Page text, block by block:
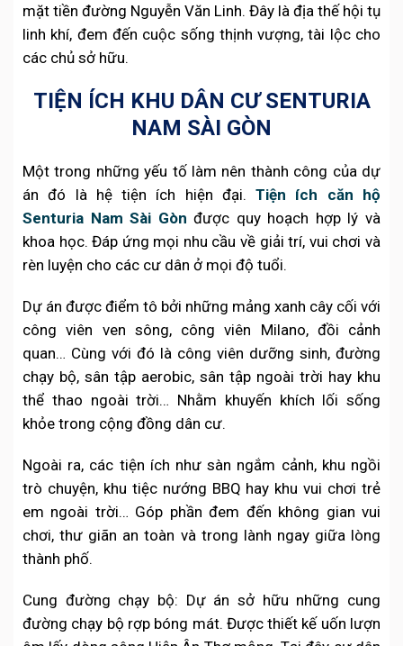
mặt tiền đường Nguyễn Văn Linh. Đây là địa thế hội tụ
linh khí, đem đến cuộc sống thịnh vượng, tài lộc cho
các chủ sở hữu.
TIỆN ÍCH KHU DÂN CƯ SENTURIA
NAM SÀI GÒN
Một trong những yếu tố làm nên thành công của dự
án đó là hệ tiện ích hiện đại.Tiện ích căn hộ
Senturia Nam Sài Gònđược quy hoạch hợp lý và
khoa học. Đáp ứng mọi nhu cầu về giải trí, vui chơi và
rèn luyện cho các cư dân ở mọi độ tuổi.
Dự án được điểm tô bởi những mảng xanh cây cối với
công viên ven sông, công viên Milano, đồi cảnh
quan… Cùng với đó là công viên dưỡng sinh, đường
chạy bộ, sân tập aerobic, sân tập ngoài trời hay khu
thể thao ngoài trời… Nhằm khuyến khích lối sống
khỏe trong cộng đồng dân cư.
Ngoài ra, các tiện ích như sàn ngắm cảnh, khu ngồi
trò chuyện, khu tiệc nướng BBQ hay khu vui chơi trẻ
em ngoài trời… Góp phần đem đến không gian vui
chơi, thư giãn an toàn và trong lành ngay giữa lòng
thành phố.
Cung đường chạy bộ: Dự án sở hữu những cung
đường chạy bộ rợp bóng mát. Được thiết kế uốn lượn